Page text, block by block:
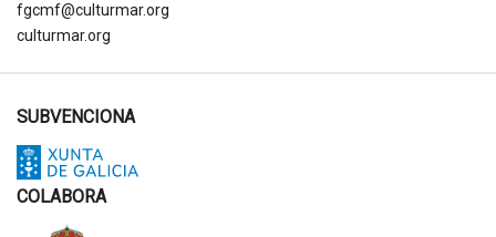
fgcmf@culturmar.org
culturmar.org
SUBVENCIONA
COLABORA